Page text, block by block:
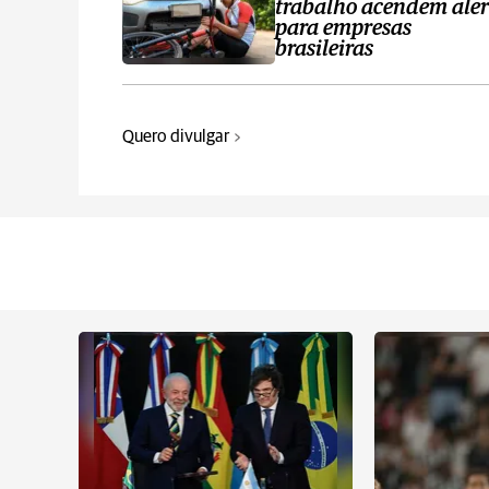
trabalho acendem
para empresas
brasileiras
Quero divulgar